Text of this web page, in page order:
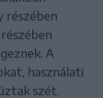
részében
A
használati
szét.